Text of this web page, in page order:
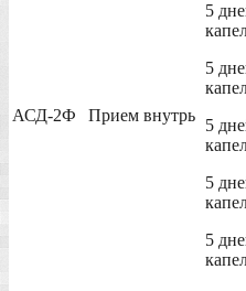
АСД-2Ф Прием внутрь
5
5
5
5
5